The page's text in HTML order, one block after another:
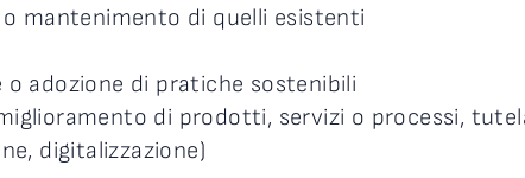
mantenimento di quelli esistenti
adozione di pratiche sostenibili
di prodotti, servizi o processi,
digitalizzazione)